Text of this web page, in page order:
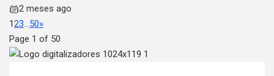
2 meses ago
123…50»
Page 1 of 50